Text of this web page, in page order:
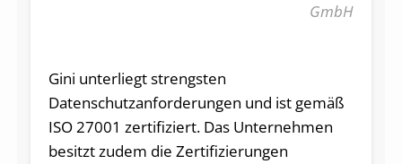
GmbH
Gini unterliegt strengsten
Datenschutzanforderungen und ist gemäß
ISO 27001 zertifiziert. Das Unternehmen
besitzt zudem die Zertifizierungen